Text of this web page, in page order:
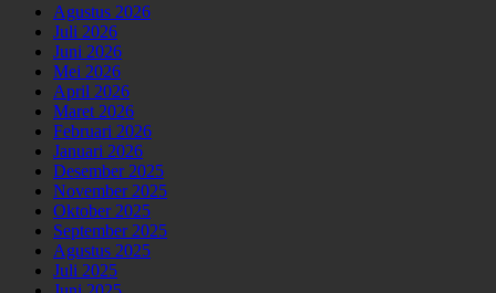
Agustus 2026
Juli 2026
Juni 2026
Mei 2026
April 2026
Maret 2026
Februari 2026
Januari 2026
Desember 2025
November 2025
Oktober 2025
September 2025
Agustus 2025
Juli 2025